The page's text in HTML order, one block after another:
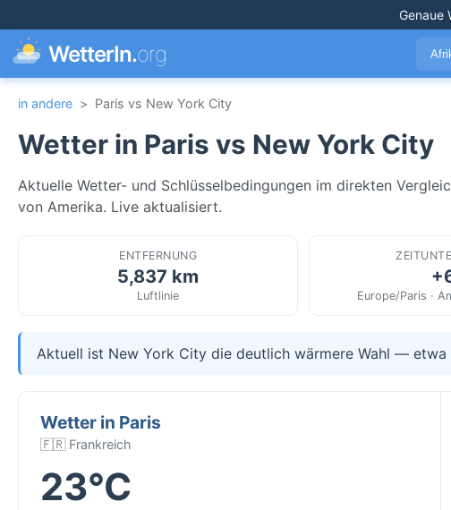
Genaue
WetterIn.org
in andere > Paris vs New York City
Wetter in Paris vs New York City
Aktuelle Wetter- und Schlüsselbedingungen im direkten
von Amerika. Live aktualisiert.
ENTFERNUNG
5,837 km
Luftlinie Europe/Paris ·
Aktuell ist New York City die deutlich wärmere Wahl — etwa
Wetter in Paris
🇫🇷 Frankreich
23°C